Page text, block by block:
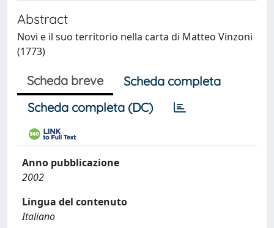
Abstract
Novi e il suo territorio nella carta di Matteo Vinzoni
(1773)
Scheda breve
Scheda completa
Scheda completa (DC)
Anno pubblicazione
2002
Lingua del contenuto
Italiano